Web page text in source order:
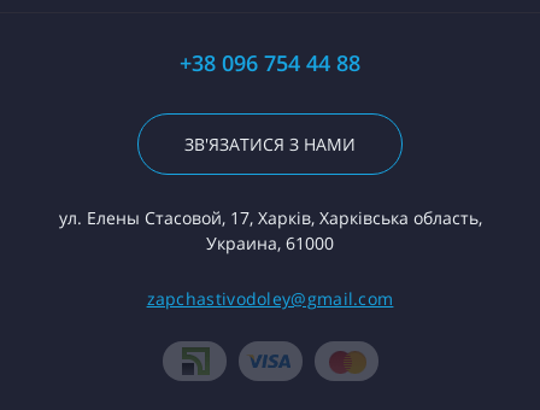
+38 096 754 44 88
ЗВ'ЯЗАТИСЯ З НАМИ
ул. Елены Стасовой, 17, Харків, Харківська область,
Украина, 61000
zapchastivodoley@gmail.com